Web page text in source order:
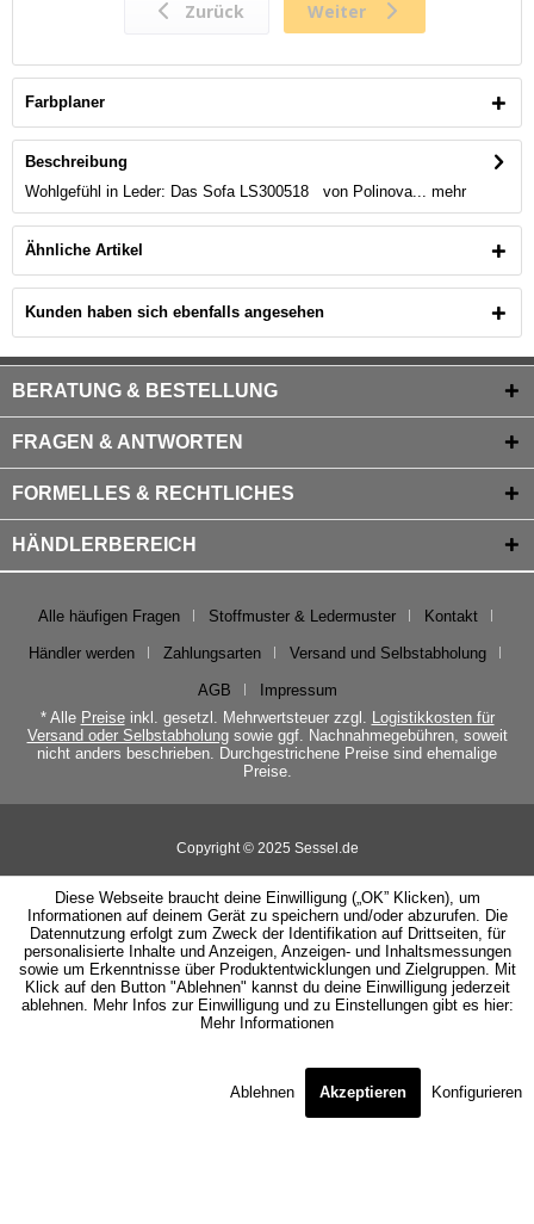
Farbplaner
Beschreibung
Wohlgefühl in Leder: Das Sofa LS300518 von Polinova... mehr
Ähnliche Artikel
Kunden haben sich ebenfalls angesehen
BERATUNG & BESTELLUNG
FRAGEN & ANTWORTEN
FORMELLES & RECHTLICHES
HÄNDLERBEREICH
Alle häufigen Fragen Stoffmuster & Ledermuster Kontakt
Händler werden Zahlungsarten Versand und Selbstabholung
AGB
Impressum
* Alle Preiseinkl. gesetzl. Mehrwertsteuer zzgl. Logistikkosten für
Versand oder Selbstabholungsowie ggf. Nachnahmegebühren, soweit
nicht anders beschrieben. Durchgestrichene Preise sind ehemalige
Preise.
Copyright © 2025 Sessel.de
Diese Webseite braucht deine Einwilligung („OK” Klicken), um
Informationen auf deinem Gerät zu speichern und/oder abzurufen. Die
Datennutzung erfolgt zum Zweck der Identifikation auf Drittseiten, für
personalisierte Inhalte und Anzeigen, Anzeigen- und Inhaltsmessungen
sowie um Erkenntnisse über Produktentwicklungen und Zielgruppen. Mit
Klick auf den Button "Ablehnen" kannst du deine Einwilligung jederzeit
ablehnen. Mehr Infos zur Einwilligung und zu Einstellungen gibt es hier:
Mehr Informationen
Ablehnen Akzeptieren Konfigurieren